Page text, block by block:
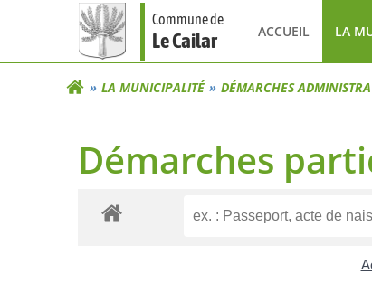
Commune de
Le Cailar ACCUEIL LA
LA MUNICIPALITÉ DÉMARCHES
Démarches